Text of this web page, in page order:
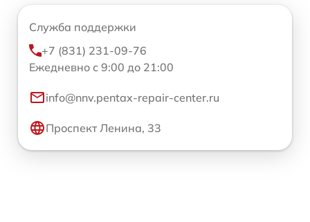
Служба поддержки
+7 (831) 231-09-76
Ежедневно с 9:00 до 21:00
info@nnv.pentax-repair-center.ru
Проспект Ленина, 33